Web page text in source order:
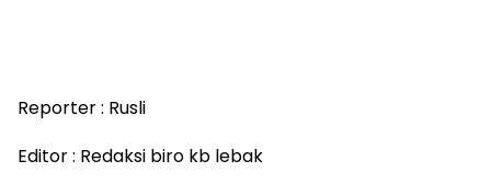
Reporter : Rusli
Editor : Redaksi biro kb lebak